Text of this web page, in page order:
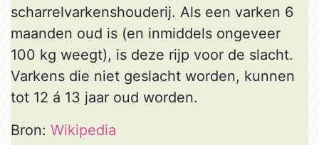
scharrelvarkenshouderij. Als een varken 6
maanden oud is (en inmiddels ongeveer
100 kg weegt), is deze rijp voor de slacht.
Varkens die niet geslacht worden, kunnen
tot 12 á 13 jaar oud worden.
Bron: Wikipedia